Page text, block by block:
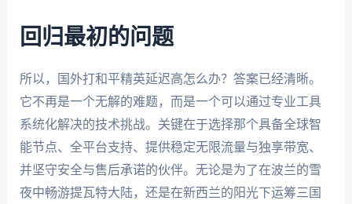
回归最初的问题
所以，国外打和平精英延迟高怎么办？答案已经清晰。
它不再是一个无解的难题，而是一个可以通过专业工具
系统化解决的技术挑战。关键在于选择那个具备全球智
能节点、全平台支持、提供稳定无限流量与独享带宽、
并坚守安全与售后承诺的伙伴。无论是为了在波兰的雪
夜中畅游提瓦特大陆，还是在新西兰的阳光下运筹三国